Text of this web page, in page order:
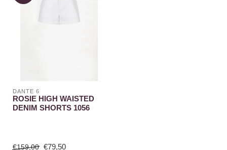
DANTE 6
ROSIE HIGH WAISTED
DENIM SHORTS 1056
€159,00 €79,50